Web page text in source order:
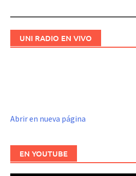
UNI RADIO EN VIVO
Abrir en nueva página
EN YOUTUBE